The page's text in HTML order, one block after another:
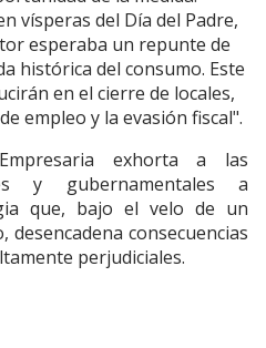
vísperas del Día del Padre,
esperaba un repunte de
histórica del consumo. Este
en el cierre de locales,
empleo y la evasión fiscal".
exhorta a las
y gubernamentales a
que, bajo el velo de un
desencadena consecuencias
perjudiciales.